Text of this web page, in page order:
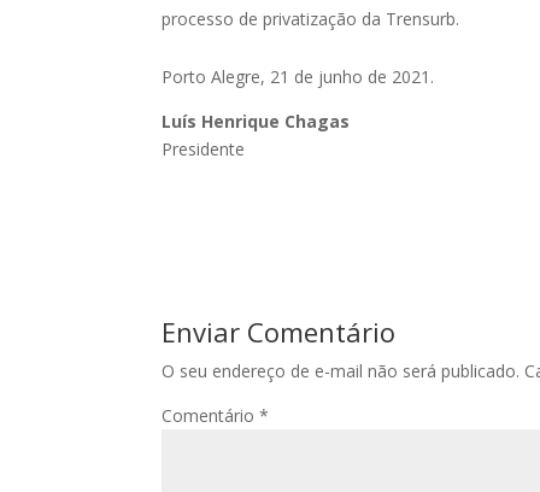
processo de privatização da Trensurb.
Porto Alegre, 21 de junho de 2021.
Luís Henrique Chagas
Presidente
Enviar Comentário
O seu endereço de e-mail não será publicado.
Comentário*